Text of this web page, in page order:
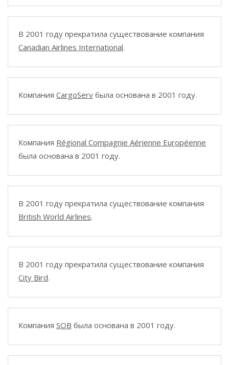
В 2001 году прекратила существование компания
Canadian Airlines International.
Компания CargoServ была основана в 2001 году.
Компания Régional Compagnie Aérienne Européenne
была основана в 2001 году.
В 2001 году прекратила существование компания
British World Airlines.
В 2001 году прекратила существование компания
City Bird.
Компания SOB была основана в 2001 году.